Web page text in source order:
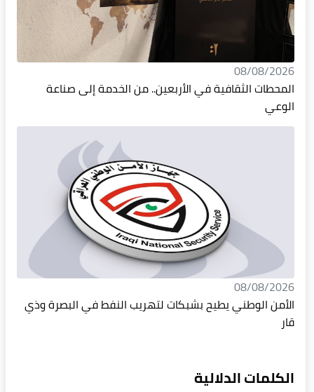
08/08/2026
المحطات الثقافية في الأربعين.. من الخدمة إلى صناعة
الوعي
08/08/2026
الأمن الوطني يطيح بشبكات لتهريب النفط في البصرة وذي
قار
الكلمات الدلالية